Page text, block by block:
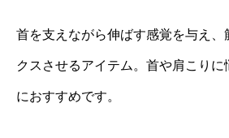
首を支えながら伸ばす感覚を与え、
クスさせるアイテム。首や肩こり
におすすめです。